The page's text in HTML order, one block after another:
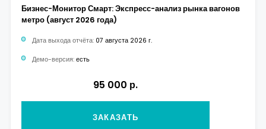
Бизнес-Монитор Смарт: Экспресс-анализ рынка вагонов
метро (август 2026 года)
Дата выхода отчёта: 07 августа 2026 г.
Демо-версия: есть
95 000 р.
ЗАКАЗАТЬ